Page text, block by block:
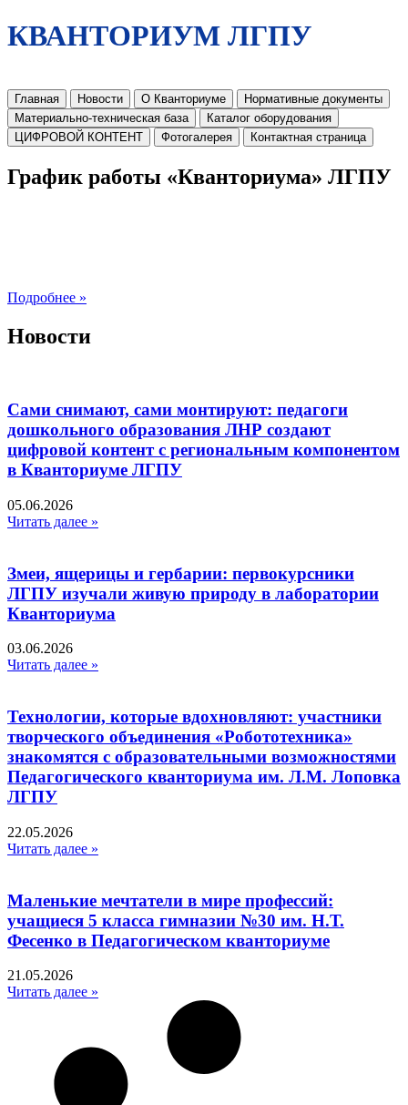
КВАНТОРИУМ ЛГПУ
Главная Новости О Кванториуме
Нормативные документы
Материально-техническая база
Каталог оборудования
ЦИФРОВОЙ КОНТЕНТ
Фотогалерея Контактная страница
График работы «Кванториума» ЛГПУ
Подробнее »
Новости
Сами снимают, сами монтируют: педагоги
дошкольного образования ЛНР создают
цифровой контент с региональным компонентом
в Кванториуме ЛГПУ​
05.06.2026
Читать далее »
Змеи, ящерицы и гербарии: первокурсники
ЛГПУ изучали живую природу в лаборатории
Кванториума
03.06.2026
Читать далее »
Технологии, которые вдохновляют: участники
творческого объединения «Робототехника»
знакомятся с образовательными возможностями
Педагогического кванториума им. Л.М. Лоповка
ЛГПУ
22.05.2026
Читать далее »
Маленькие мечтатели в мире профессий:
учащиеся 5 класса гимназии №30 им. Н.Т.
Фесенко в Педагогическом кванториуме
21.05.2026
Читать далее »